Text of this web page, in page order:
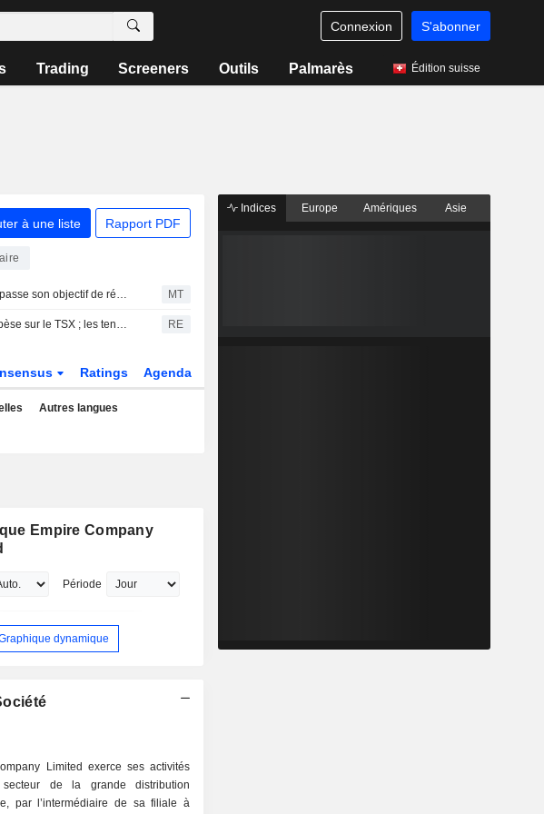
Connexion S'abonner
Trading Screeners Outils Palmarès Édition suisse
à une liste Rapport PDF
Empire Company dépasse son objectif de réduction des pertes et du gaspillage alimentaires MT
Le secteur financier pèse sur le TSX ; les tensions au Moyen-Orient persistent RE
Ratings Agenda
Autres langues
Empire Company
Période
dynamique
Limited exerce ses activités
de la grande distribution
par l’intermédiaire de sa filiale à
Indices Europe Amériques Asie